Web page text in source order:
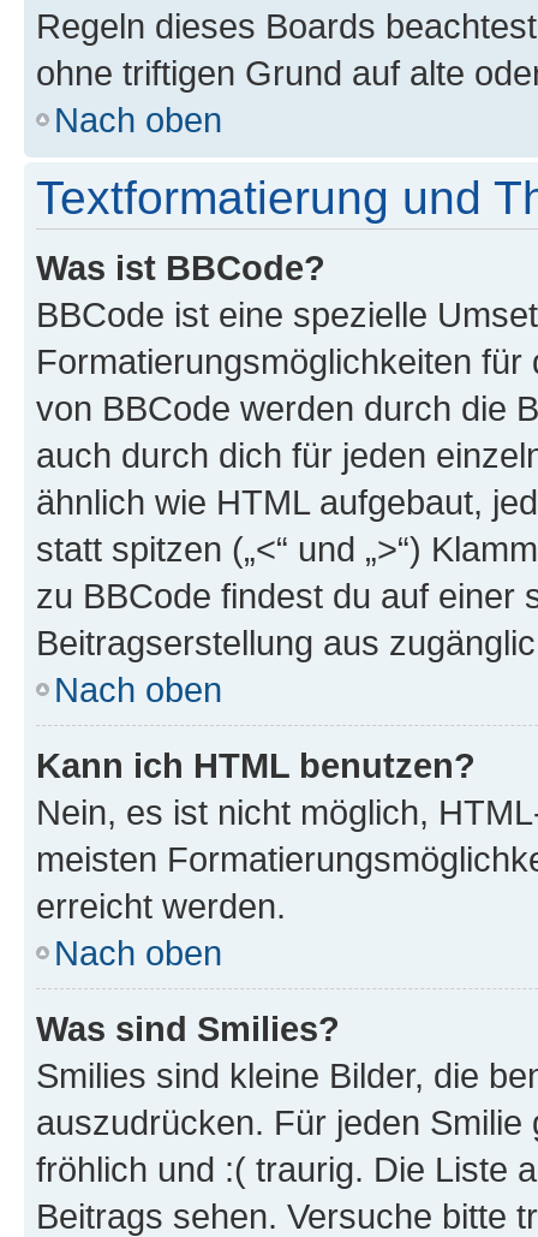
Regeln dieses Boards
ohne triftigen Grund auf alte
Nach oben
Textformatierung und
Was ist BBCode?
BBCode ist eine spezielle
Formatierungsmöglichkeiten
von BBCode werden durch die
auch durch dich für jeden
ähnlich wie HTML aufgebaut,
statt spitzen („<“ und „>“)
zu BBCode findest du auf einer
Beitragserstellung aus
Nach oben
Kann ich HTML benutzen?
Nein, es ist nicht möglich,
meisten
erreicht werden.
Nach oben
Was sind Smilies?
Smilies sind kleine Bilder, die
auszudrücken. Für jeden
fröhlich und :( traurig. Die Liste
Beitrags sehen. Versuche bitte